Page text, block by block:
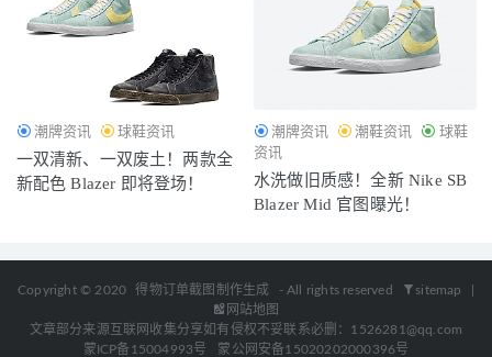
潮牌资讯 球鞋资讯
一双清新、一双废土！两款全
新配色 Blazer 即将登场！
潮牌资讯 潮鞋资讯
球鞋
资讯
水洗做旧质感！全新 Nike SB
Blazer Mid 官图曝光！
Copyright © 2020 得物订单截图制作生成 - All rights reserved sitemap
网站地图
文章部分来源互联网收集分享如有侵权不妥联系必删：1526281@qq.com
蒙ICP备15004993号
蒙公网安备15020202000396号
我都傻眼了！全新 AF1 “40th / Split” 官图释出 绝对是最特
BAPE® x M&M’S 全新联名系列即将开催～
03-10